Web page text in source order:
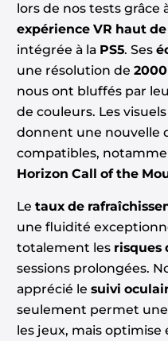
lors de nos tests grâce
expérience VR haut
intégrée à la PS5. Ses
une résolution de
nous ont bluffés par
de couleurs. Les
donnent une nouvelle
compatibles,
Horizon Call of the
Le taux de
une fluidité
totalement les risques
sessions prolongées.
apprécié le suivi
seulement permet
les jeux, mais optimise